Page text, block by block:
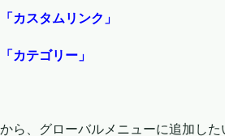
「カスタムリンク」
「カテゴリー」
から、グローバルメニューに追加した